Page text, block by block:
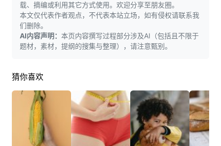
载、摘编或利用其它方式使用。欢迎分享至朋友圈。
本文仅代表作者观点，不代表本站立场，如有侵权请联系我
们删除。
AI内容声明： 本页内容撰写过程部分涉及AI（包括且不限于
题材，素材，提纲的搜集与整理），请注意甄别。
猜你喜欢